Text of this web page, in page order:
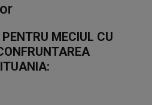
MECIUL CU